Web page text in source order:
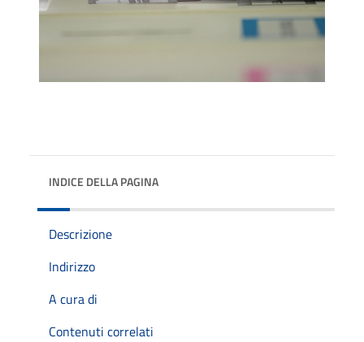
INDICE DELLA PAGINA
Descrizione
Indirizzo
A cura di
Contenuti correlati